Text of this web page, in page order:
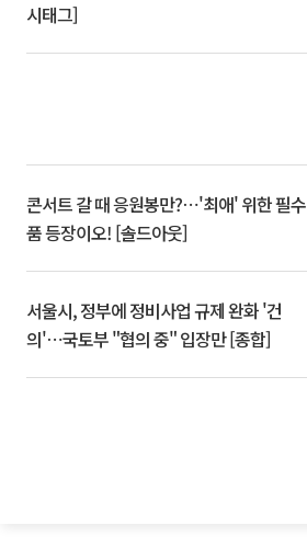
시태그]
콘서트 갈 때 응원봉만?⋯'최애' 위한 필수
품 등장이오! [솔드아웃]
서울시, 정부에 정비사업 규제 완화 '건
의'⋯국토부 "협의 중" 입장만 [종합]